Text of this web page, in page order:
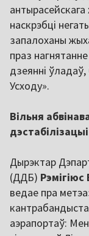
наскрэбці
запалоханы
праз
дзеянні
Усходу».
Вільня
Дырэктар
(ДДБ) Рэмігіюс
ведае пра
аэрапортаў: